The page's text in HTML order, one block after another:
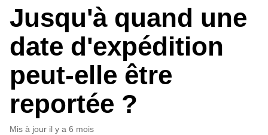
Jusqu'à quand une
date d'expédition
peut-elle être
reportée ?
Mis à jour il y a 6 mois